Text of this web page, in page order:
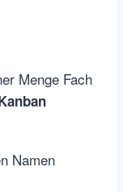
Menge Fach
Namen